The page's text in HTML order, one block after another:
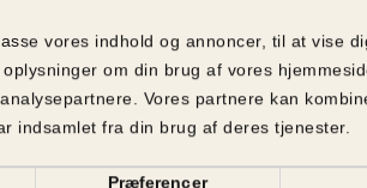
vores indhold og annoncer, til at vise
om din brug af vores
Vores partnere kan
indsamlet fra din brug af deres tjenester.
Præferencer